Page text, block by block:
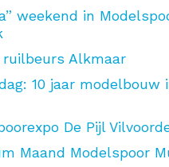
weekend in
ruilbeurs Alkmaar
10 jaar modelbouw
De Pijl
Maand Modelspoor